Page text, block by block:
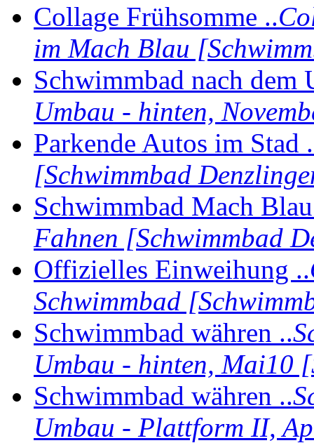
Collage Frühsomme ..
im Mach Blau
Schwimmbad nach dem
Umbau - hinten,
Parkende Autos im Stad
[Schwimmbad
Schwimmbad Mach
Fahnen [Schwimmbad
Offizielles Einweihung ..
Schwimmbad
Schwimmbad währen ..
Umbau - hinten, Mai10
Schwimmbad währen ..
Umbau - Plattform II,